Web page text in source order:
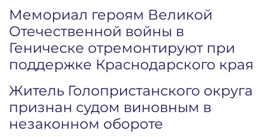
Мемориал героям Великой
Отечественной войны в
Геническе отремонтируют при
поддержке Краснодарского края
Житель Голопристанского округа
признан судом виновным в
незаконном обороте